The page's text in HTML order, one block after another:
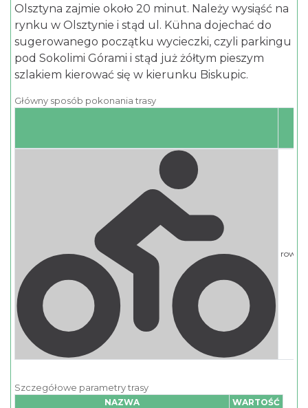
Olsztyna zajmie około 20 minut. Należy wysiąść na
rynku w Olsztynie i stąd ul. Kühna dojechać do
sugerowanego początku wycieczki, czyli parkingu
pod Sokolimi Górami i stąd już żółtym pieszym
szlakiem kierować się w kierunku Biskupic.
Główny sposób pokonania trasy
Szczegółowe parametry trasy
NAZWA
WARTOŚĆ